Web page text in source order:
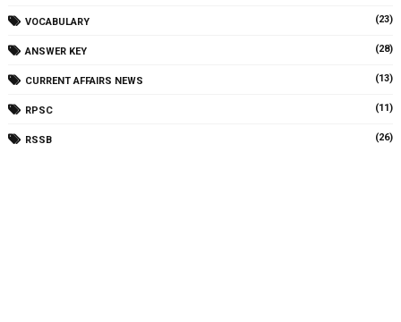
VOCABULARY (23)
ANSWER KEY (28)
CURRENT AFFAIRS NEWS (13)
RPSC (11)
RSSB (26)